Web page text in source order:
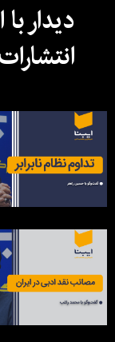
دیدار